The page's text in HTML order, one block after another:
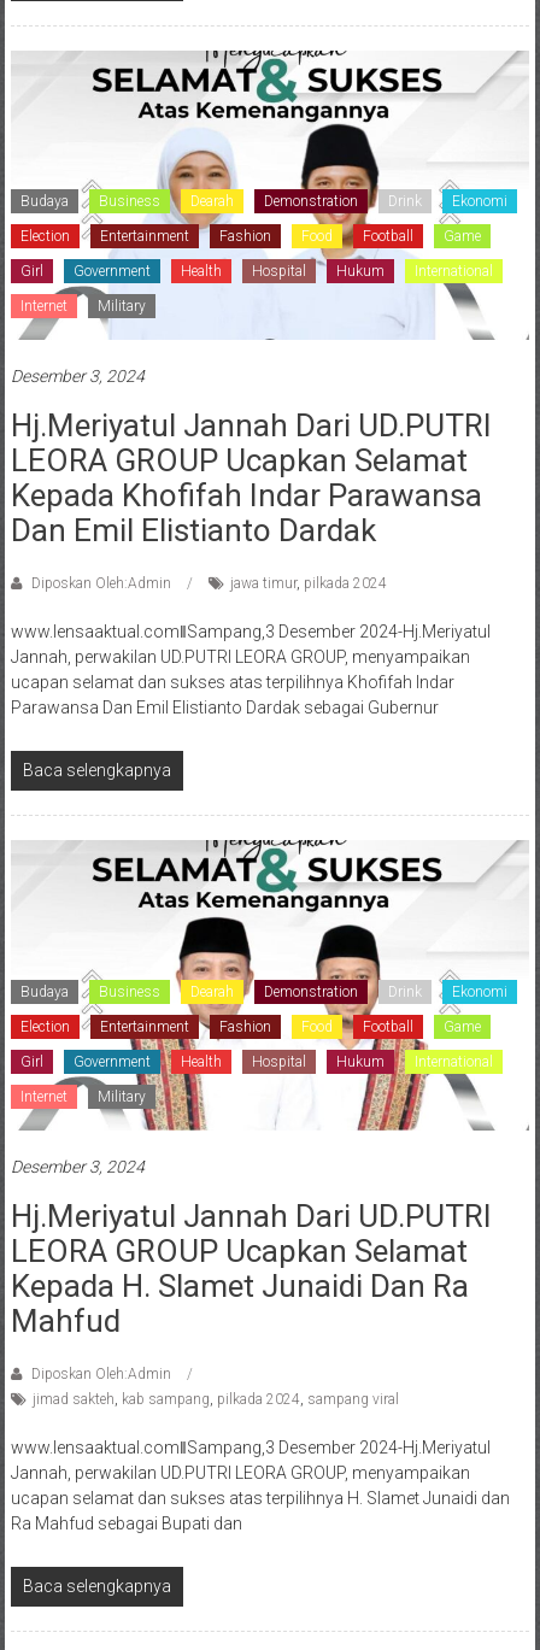
Budaya Business Dearah Demonstration Drink Ekonomi
Election Entertainment Fashion Food Football Game
Girl Government Health Hospital Hukum International
Internet Military
Desember 3, 2024
Hj.Meriyatul Jannah Dari UD.PUTRI
LEORA GROUP Ucapkan Selamat
Kepada Khofifah Indar Parawansa
Dan Emil Elistianto Dardak
Diposkan Oleh:Admin jawa timur, pilkada 2024
www.lensaaktual.comǁSampang,3 Desember 2024-Hj.Meriyatul
Jannah, perwakilan UD.PUTRI LEORA GROUP, menyampaikan
ucapan selamat dan sukses atas terpilihnya Khofifah Indar
Parawansa Dan Emil Elistianto Dardak sebagai Gubernur
Baca selengkapnya
Budaya Business Dearah Demonstration Drink Ekonomi
Election Entertainment Fashion Food Football Game
Girl Government Health Hospital Hukum International
Internet Military
Desember 3, 2024
Hj.Meriyatul Jannah Dari UD.PUTRI
LEORA GROUP Ucapkan Selamat
Kepada H. Slamet Junaidi Dan Ra
Mahfud
Diposkan Oleh:Admin
jimad sakteh, kab sampang, pilkada 2024, sampang viral
www.lensaaktual.comǁSampang,3 Desember 2024-Hj.Meriyatul
Jannah, perwakilan UD.PUTRI LEORA GROUP, menyampaikan
ucapan selamat dan sukses atas terpilihnya H. Slamet Junaidi dan
Ra Mahfud sebagai Bupati dan
Baca selengkapnya